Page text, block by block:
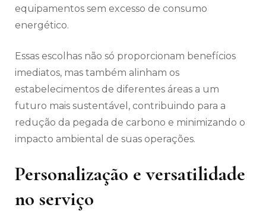
equipamentos sem excesso de consumo
energético.
Essas escolhas não só proporcionam benefícios
imediatos, mas também alinham os
estabelecimentos de diferentes áreas a um
futuro mais sustentável, contribuindo para a
redução da pegada de carbono e minimizando o
impacto ambiental de suas operações.
Personalização e versatilidade
no serviço